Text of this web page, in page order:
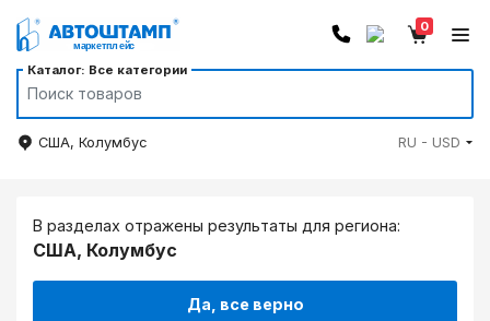
Каталог: Все категории
0
США, Колумбус RU - USD
В разделах отражены результаты для региона:
США, Колумбус
Да, все верно